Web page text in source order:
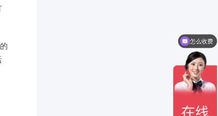
怎么收费